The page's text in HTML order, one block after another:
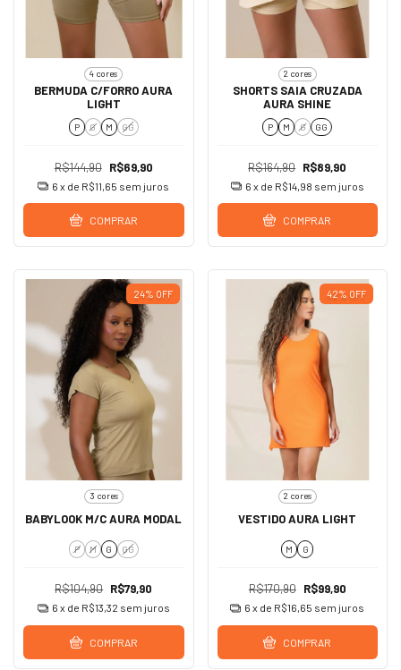
4 cores
BERMUDA C/FORRO AURA
LIGHT
P G M GG
R$144,90 R$69,90
6 x de R$11,65 sem juros
COMPRAR
2 cores
SHORTS SAIA CRUZADA
AURA SHINE
P M G GG
R$164,90 R$89,90
6 x de R$14,98 sem juros
COMPRAR
24% OFF
3 cores
BABYLOOK M/C AURA MODAL
P M G GG
R$104,90 R$79,90
6 x de R$13,32 sem juros
COMPRAR
42% OFF
2 cores
VESTIDO AURA LIGHT
M G
R$170,90 R$99,90
6 x de R$16,65 sem juros
COMPRAR